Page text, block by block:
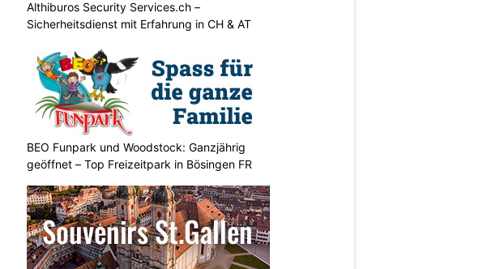
Althiburos Security Services.ch –
Sicherheitsdienst mit Erfahrung in CH & AT
BEO Funpark und Woodstock: Ganzjährig
geöffnet – Top Freizeitpark in Bösingen FR